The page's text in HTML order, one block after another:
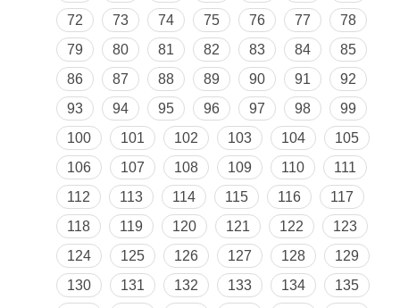
72
73 74 75 76 77
78
79
80 81 82 83 84
85
86
87 88 89 90 91
92
93
94 95 96 97 98
99
100
101 102 103 104
105
106
107 108 109 110
111
112
113 114 115 116
117
118
119 120 121 122
123
124
125 126 127 128
129
130
131 132 133 134
135